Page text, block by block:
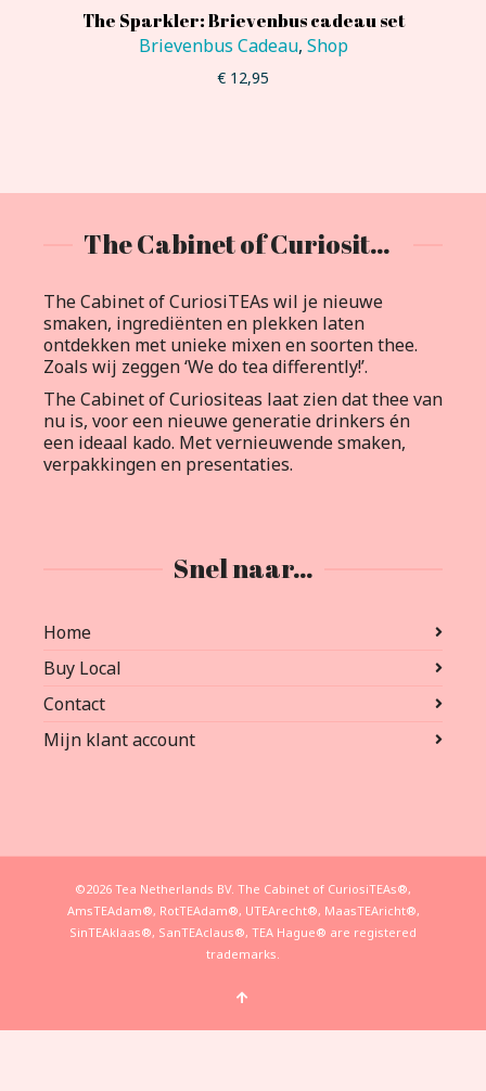
The Sparkler: Brievenbus cadeau set
Brievenbus Cadeau, Shop
€ 12,95
The Cabinet of Curiositeas
The Cabinet of CuriosiTEAs wil je nieuwe
smaken, ingrediënten en plekken laten
ontdekken met unieke mixen en soorten thee.
Zoals wij zeggen ‘We do tea differently!’.
The Cabinet of Curiositeas laat zien dat thee van
nu is, voor een nieuwe generatie drinkers én
een ideaal kado. Met vernieuwende smaken,
verpakkingen en presentaties.
Snel naar…
Home
Buy Local
Contact
Mijn klant account
©2026 Tea Netherlands BV. The Cabinet of CuriosiTEAs®,
AmsTEAdam®, RotTEAdam®, UTEArecht®, MaasTEAricht®,
SinTEAklaas®, SanTEAclaus®, TEA Hague® are registered
trademarks.